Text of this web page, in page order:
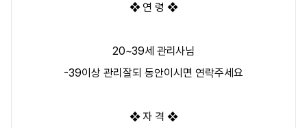
❖ 연 령 ❖
20~39세 관리사님
-39이상 관리잘되 동안이시면 연락주세요
❖ 자 격 ❖